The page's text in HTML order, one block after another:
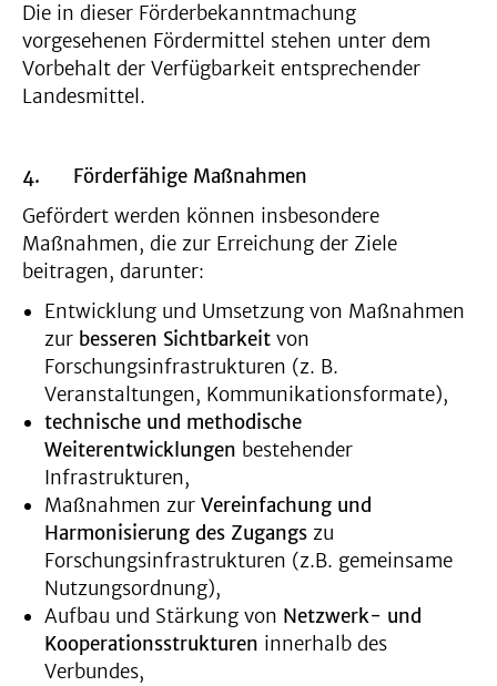
Die in dieser Förderbekanntmachung
vorgesehenen Fördermittel stehen unter dem
Vorbehalt der Verfügbarkeit entsprechender
Landesmittel.
4. Förderfähige Maßnahmen
Gefördert werden können insbesondere
Maßnahmen, die zur Erreichung der Ziele
beitragen, darunter:
Entwicklung und Umsetzung von Maßnahmen
zur besseren Sichtbarkeit von
Forschungsinfrastrukturen (z. B.
Veranstaltungen, Kommunikationsformate),
technische und methodische
Weiterentwicklungen bestehender
Infrastrukturen,
Maßnahmen zur Vereinfachung und
Harmonisierung des Zugangs zu
Forschungsinfrastrukturen (z.B. gemeinsame
Nutzungsordnung),
Aufbau und Stärkung von Netzwerk- und
Kooperationsstrukturen innerhalb des
Verbundes,